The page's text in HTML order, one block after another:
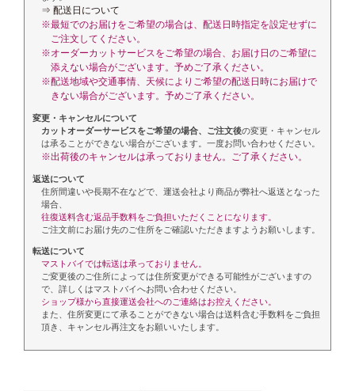
⇒ 配送日について
※最短でのお届けをご希望の場合は、配送日時指定を設定せずに
ご注文してください。
※オーダーカットサービスをご希望の場合、お届け日のご希望に
添えない場合がございます。予めご了承ください。
※配送地域や交通事情、天候によりご希望の配送日時にお届けで
きない場合がございます。予めご了承ください。
変更・キャンセルについて
カットオーダーサービスをご希望の場合、ご注文後の変更・キャンセル
は承ることができない場合がございます。一度お問い合わせください。
※出荷後のキャンセルは承っておりません。ご了承ください。
返送について
住所間違いや長期不在などで、運送会社より商品が弊社へ返送となった
場合、
往復送料含む返品手数料をご負担いただくことになります。
ご注文前にお届け先のご住所をご確認いただきますようお願いします。
転送について
マストバイでは転送は承っておりません。
ご変更後のご住所によっては住所変更ができる可能性がございますの
で、詳しくはマストバイへお問い合わせください。
ショップ様から直接運送会社へのご連絡はお控えください。
また、住所変更にて承ることができない場合は送料含む手数料をご負担
頂き、キャンセル再注文をお願いいたします。